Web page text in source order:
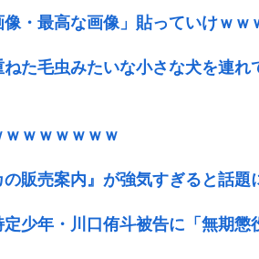
・最高な画像」貼っていけｗｗ
た毛虫みたいな小さな犬を連れ
ｗｗｗｗｗｗｗ
販売案内』が強気すぎると話題
少年・川口侑斗被告に「無期